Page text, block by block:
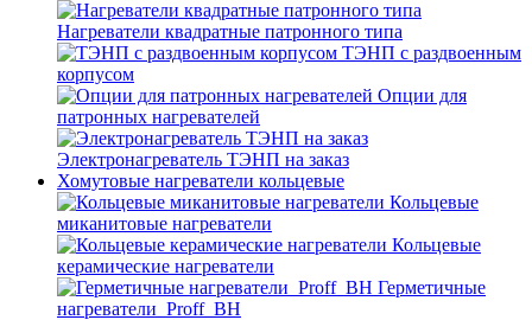
Нагреватели квадратные патронного типа
ТЭНП с раздвоенным
корпусом
Опции для
патронных нагревателей
Электронагреватель ТЭНП на заказ
Хомутовые нагреватели кольцевые
Кольцевые
миканитовые нагреватели
Кольцевые
керамические нагреватели
Герметичные
нагреватели_Proff_BH